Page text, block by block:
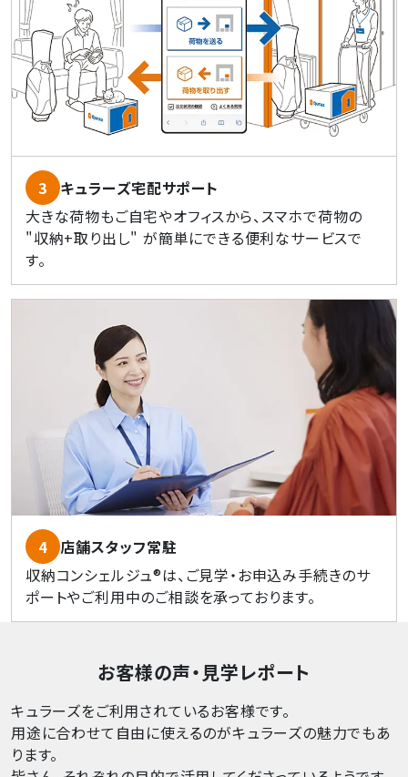
3
キュラーズ宅配サポート
大きな荷物もご自宅やオフィスから、スマホで荷物の
"収納+取り出し" が簡単にできる便利なサービスで
す。
4
店舗スタッフ常駐
収納コンシェルジュ®は、ご見学・お申込み手続きのサ
ポートやご利用中のご相談を承っております。
お客様の声・見学レポート
キュラーズをご利用されているお客様です。
用途に合わせて自由に使えるのがキュラーズの魅力でもあ
ります。